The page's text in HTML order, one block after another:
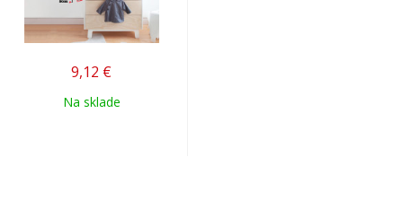
9,12 €
Na sklade